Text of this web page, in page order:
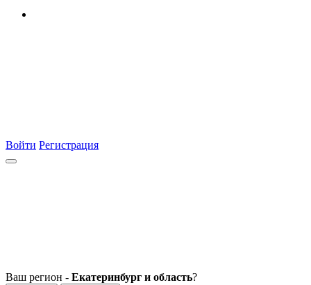
Войти Регистрация
Ваш регион - Екатеринбург и область?